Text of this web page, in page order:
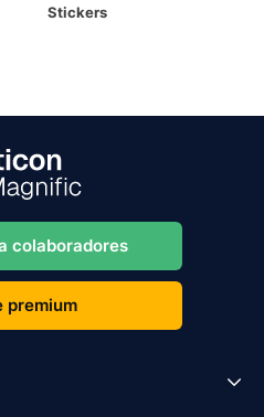
Stickers
colaboradores
premium